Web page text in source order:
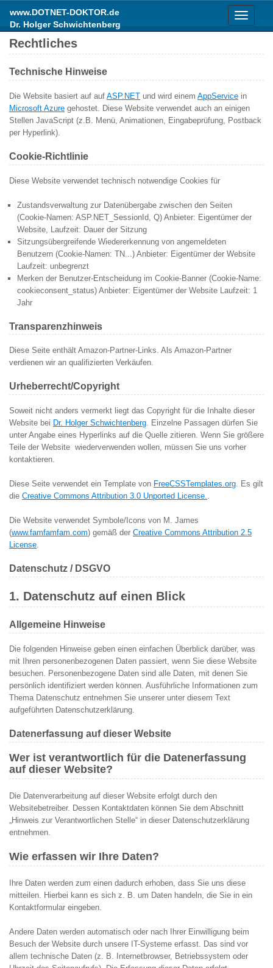
Toggle
www.DOTNET-DOKTOR.de
Dr. Holger Schwichtenberg
Rechtliches
Technische Hinweise
Die Website basiert auf auf ASP.NET und wird einem AppService in
Microsoft Azure gehostet. Diese Website verwendet auch an einigen
Stellen JavaScript (z.B. Menü, Animationen, Eingabeprüfung, Postback
per Hyperlink).
Cookie-Richtlinie
Diese Website verwendet technisch notwendige Cookies für
Zustandsverwaltung zur Datenübergabe zwischen den Seiten
(Cookie-Namen: ASP.NET_SessionId, Q) Anbieter: Eigentümer der
Website, Laufzeit: Dauer der Sitzung
Sitzungsübergreifende Wiedererkennung von angemeldeten
Benutzern (Cookie-Namen: TN...) Anbieter: Eigentümer der Website
Laufzeit: unbegrenzt
Merken der Benutzer-Entscheidung im Cookie-Banner (Cookie-Name:
cookieconsent_status) Anbieter: Eigentümer der Website Laufzeit: 1
Jahr
Transparenzhinweis
Diese Seite enthält Amazon-Partner-Links. Als Amazon-Partner
verdienen wir an qualifizierten Verkäufen.
Urheberrecht/Copyright
Soweit nicht anders vermerkt liegt das Copyright für die Inhalte dieser
Website bei Dr. Holger Schwichtenberg. Einzelne Passagen dürfen Sie
unter Angabe eines Hyperlinks auf die Quelle zitieren. Wenn Sie größere
Teile der Website wiederverwenden wollen, müssen Sie uns vorher
kontaktieren.
Diese Seite verwendet ein Template von FreeCSSTemplates.org. Es gilt
die Creative Commons Attribution 3.0 Unported License..
Die Website verwendet Symbole/Icons von M. James
(www.famfamfam.com) gemäß der Creative Commons Attribution 2.5
License.
Datenschutz / DSGVO
1. Datenschutz auf einen Blick
Allgemeine Hinweise
Die folgenden Hinweise geben einen einfachen Überblick darüber, was
mit Ihren personenbezogenen Daten passiert, wenn Sie diese Website
besuchen. Personenbezogene Daten sind alle Daten, mit denen Sie
persönlich identifiziert werden können. Ausführliche Informationen zum
Thema Datenschutz entnehmen Sie unserer unter diesem Text
aufgeführten Datenschutzerklärung.
Datenerfassung auf dieser Website
Wer ist verantwortlich für die Datenerfassung
auf dieser Website?
Die Datenverarbeitung auf dieser Website erfolgt durch den
Websitebetreiber. Dessen Kontaktdaten können Sie dem Abschnitt
„Hinweis zur Verantwortlichen Stelle“ in dieser Datenschutzerklärung
entnehmen.
Wie erfassen wir Ihre Daten?
Ihre Daten werden zum einen dadurch erhoben, dass Sie uns diese
mitteilen. Hierbei kann es sich z. B. um Daten handeln, die Sie in ein
Kontaktformular eingeben.
Andere Daten werden automatisch oder nach Ihrer Einwilligung beim
Besuch der Website durch unsere IT-Systeme erfasst. Das sind vor
allem technische Daten (z. B. Internetbrowser, Betriebssystem oder